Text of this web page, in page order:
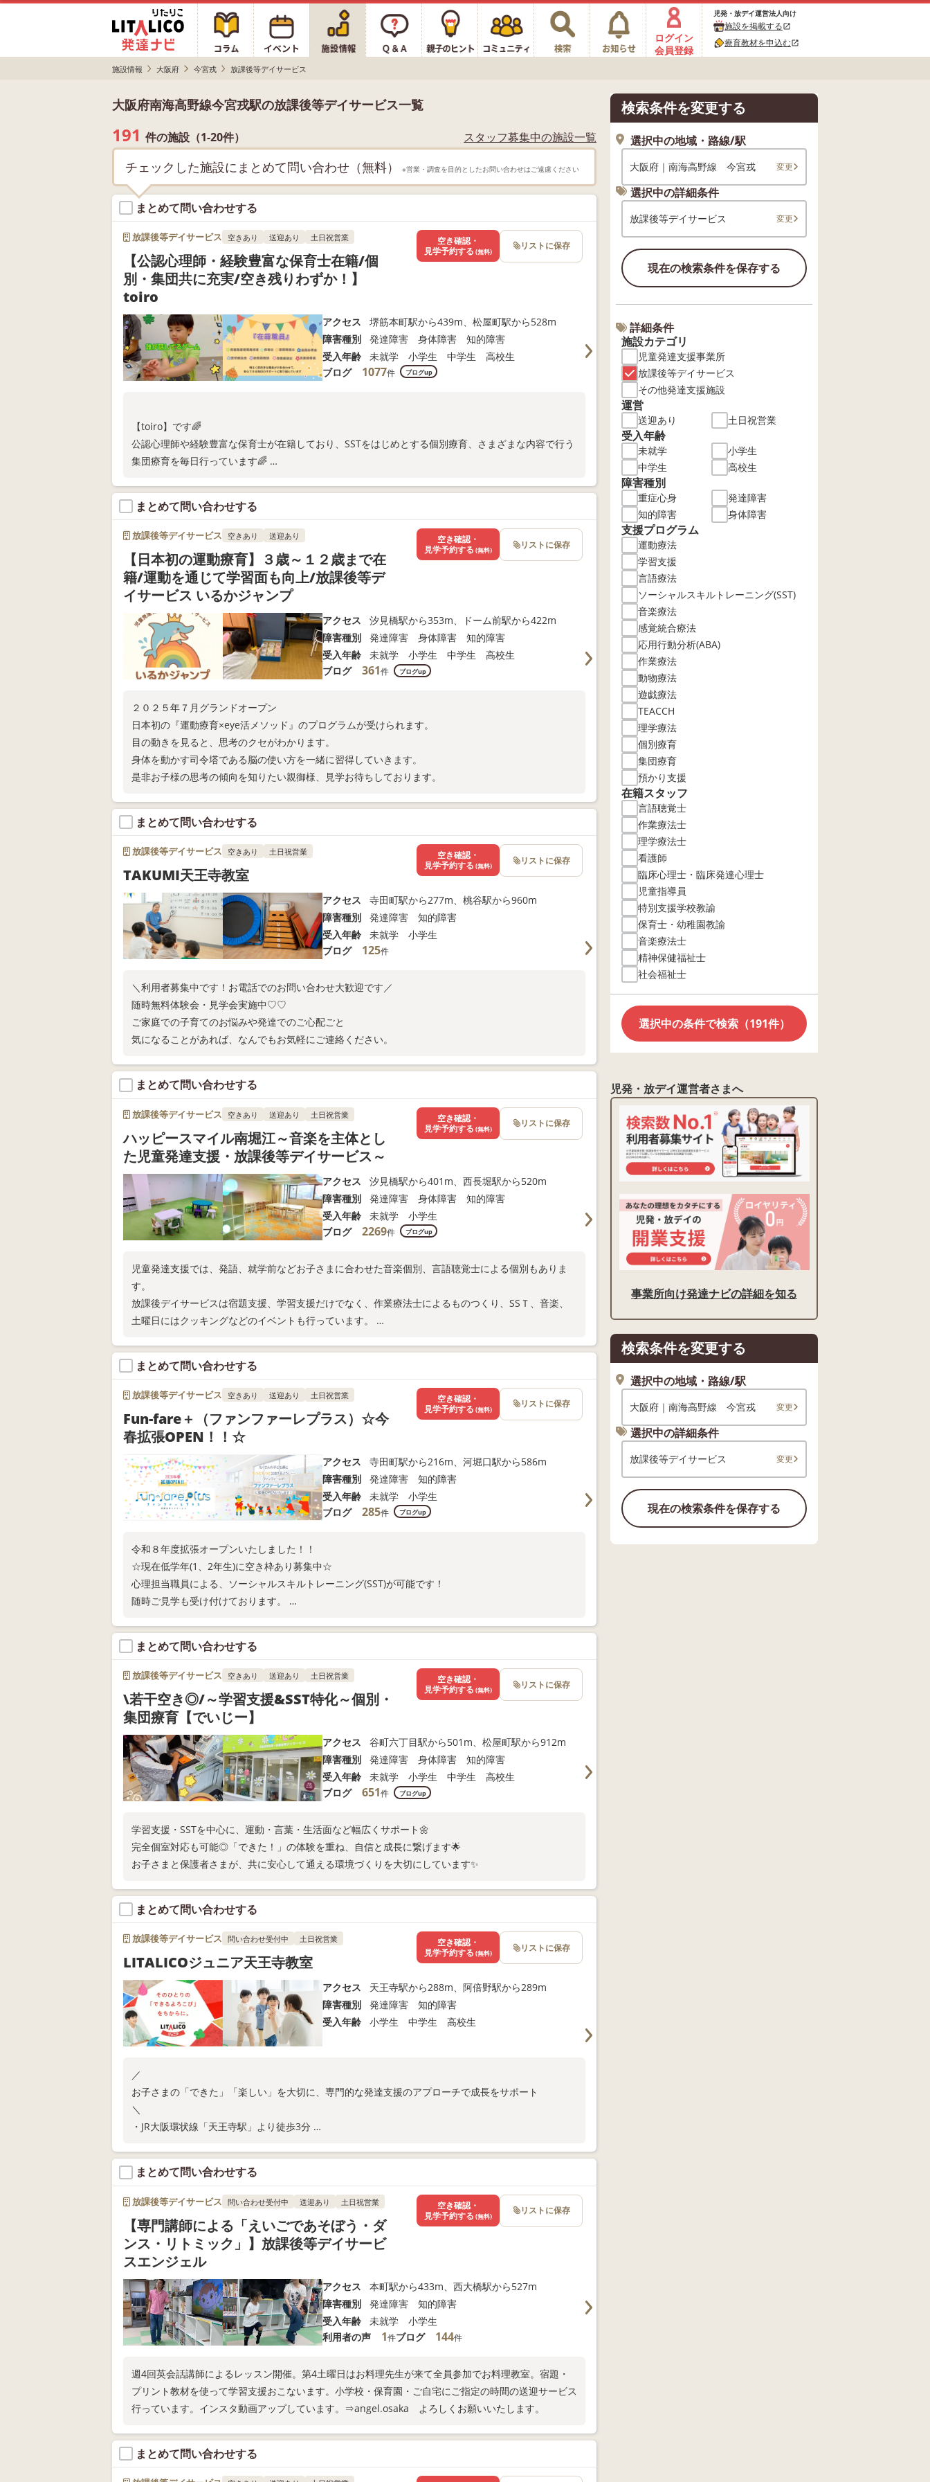
ログイン
会員登録
児発・放デイ運営法人向け
施設を掲載するopen_in_new
療育教材を申込むopen_in_new
施設情報 大阪府 今宮戎 放課後等デイサービス
大阪府南海高野線今宮戎駅の放課後等デイサービス一覧
191 件の施設（1-20件） スタッフ募集中の施設一覧
チェックした施設にまとめて問い合わせ（無料） ※営業・調査を目的としたお問い合わせはご遠慮ください
まとめて問い合わせする
放課後等デイサービス 空きあり 送迎あり 土日祝営業
【公認心理師・経験豊富な保育士在籍/個
別・集団共に充実/空き残りわずか！】
toiro
アクセス
堺筋本町駅から439m、松屋町駅から528m
障害種別
発達障害 身体障害 知的障害
受入年齢
未就学 小学生 中学生 高校生
ブログ
1077件 ブログup
【toiro】です🌈
公認心理師や経験豊富な保育士が在籍しており、SSTをはじめとする個別療育、さまざまな内容で行う
集団療育を毎日行っています🌈
随時面談、ご見学を受け付けております😌お気軽にお問い合わせください！
空き確認・
見学予約する (無料) リストに保存
まとめて問い合わせする
放課後等デイサービス 空きあり 送迎あり
【日本初の運動療育】３歳～１２歳まで在
籍/運動を通じて学習面も向上/放課後等デ
イサービス いるかジャンプ
アクセス
汐見橋駅から353m、ドーム前駅から422m
障害種別
発達障害 身体障害 知的障害
受入年齢
未就学 小学生 中学生 高校生
ブログ
361件 ブログup
２０２５年７月グランドオープン
日本初の『運動療育×eye活メソッド』のプログラムが受けられます。
目の動きを見ると、思考のクセがわかります。
身体を動かす司令塔である脳の使い方を一緒に習得していきます。
是非お子様の思考の傾向を知りたい親御様、見学お待ちしております。
空き確認・
見学予約する (無料) リストに保存
まとめて問い合わせする
放課後等デイサービス 空きあり 土日祝営業
TAKUMI天王寺教室
アクセス
寺田町駅から277m、桃谷駅から960m
障害種別
発達障害 知的障害
受入年齢
未就学 小学生
ブログ
125件
＼利用者募集中です！お電話でのお問い合わせ大歓迎です／
随時無料体験会・見学会実施中♡♡
ご家庭での子育てのお悩みや発達でのご心配ごと
気になることがあれば、なんでもお気軽にご連絡ください。
空き確認・
見学予約する (無料) リストに保存
まとめて問い合わせする
放課後等デイサービス 空きあり 送迎あり 土日祝営業
ハッピースマイル南堀江～音楽を主体とし
た児童発達支援・放課後等デイサービス～
アクセス
汐見橋駅から401m、西長堀駅から520m
障害種別
発達障害 身体障害 知的障害
受入年齢
未就学 小学生
ブログ
2269件 ブログup
児童発達支援では、発語、就学前などお子さまに合わせた音楽個別、言語聴覚士による個別もありま
す。
放課後デイサービスは宿題支援、学習支援だけでなく、作業療法士によるものつくり、SSＴ、音楽、
土曜日にはクッキングなどのイベントも行っています。
空き確認・
見学予約する (無料) リストに保存
まとめて問い合わせする
放課後等デイサービス 空きあり 送迎あり 土日祝営業
Fun-fare＋（ファンファーレプラス）☆今
春拡張OPEN！！☆
アクセス
寺田町駅から216m、河堀口駅から586m
障害種別
発達障害 知的障害
受入年齢
未就学 小学生
ブログ
285件 ブログup
令和８年度拡張オープンいたしました！！
☆現在低学年(1、2年生)に空き枠あり募集中☆
心理担当職員による、ソーシャルスキルトレーニング(SST)が可能です！
随時ご見学も受け付けております。
空き確認・
見学予約する (無料) リストに保存
まとめて問い合わせする
放課後等デイサービス 空きあり 送迎あり 土日祝営業
\若干空き◎/～学習支援&SST特化～個別・
集団療育【でいじー】
アクセス
谷町六丁目駅から501m、松屋町駅から912m
障害種別
発達障害 身体障害 知的障害
受入年齢
未就学 小学生 中学生 高校生
ブログ
651件 ブログup
学習支援・SSTを中心に、運動・言葉・生活面など幅広くサポート🌼
完全個室対応も可能◎「できた！」の体験を重ね、自信と成長に繋げます🌟
お子さまと保護者さまが、共に安心して通える環境づくりを大切にしています✨
空き確認・
見学予約する (無料) リストに保存
まとめて問い合わせする
放課後等デイサービス 問い合わせ受付中 土日祝営業
LITALICOジュニア天王寺教室
アクセス
天王寺駅から288m、阿倍野駅から289m
障害種別
発達障害 知的障害
受入年齢
小学生 中学生 高校生
／
お子さまの「できた」「楽しい」を大切に、専門的な発達支援のアプローチで成長をサポート
＼
・JR大阪環状線「天王寺駅」より徒歩3分
教室の空き状況や無料体験については、以下よりお問い合わせください！
空き確認・
見学予約する (無料) リストに保存
まとめて問い合わせする
放課後等デイサービス 問い合わせ受付中 送迎あり 土日祝営業
【専門講師による「えいごであそぼう・ダ
ンス・リトミック」】放課後等デイサービ
スエンジェル
アクセス
本町駅から433m、西大橋駅から527m
障害種別
発達障害 知的障害
受入年齢
未就学 小学生
利用者の声
1件ブログ 144件
週4回英会話講師によるレッスン開催。第4土曜日はお料理先生が来て全員参加でお料理教室。宿題・
プリント教材を使って学習支援おこないます。小学校・保育園・ご自宅にご指定の時間の送迎サービス
行っています。インスタ動画アップしています。⇒angel.osaka よろしくお願いいたします。
空き確認・
見学予約する (無料) リストに保存
まとめて問い合わせする
検索条件を変更する
選択中の地域・路線/駅
大阪府｜南海高野線 今宮戎 変更
選択中の詳細条件
放課後等デイサービス 変更
現在の検索条件を保存する
詳細条件
施設カテゴリ
児童発達支援事業所
放課後等デイサービス
その他発達支援施設
運営
送迎あり 土日祝営業
受入年齢
未就学
小学生
中学生
高校生
障害種別
重症心身
発達障害
知的障害
身体障害
支援プログラム
運動療法
学習支援
言語療法
ソーシャルスキルトレーニング(SST)
音楽療法
感覚統合療法
応用行動分析(ABA)
作業療法
動物療法
遊戯療法
TEACCH
理学療法
個別療育
集団療育
預かり支援
在籍スタッフ
言語聴覚士
作業療法士
理学療法士
看護師
臨床心理士・臨床発達心理士
児童指導員
特別支援学校教諭
保育士・幼稚園教諭
音楽療法士
精神保健福祉士
社会福祉士
選択中の条件で検索（191件）
児発・放デイ運営者さまへ
事業所向け発達ナビの詳細を知る
検索条件を変更する
選択中の地域・路線/駅
大阪府｜南海高野線 今宮戎 変更
選択中の詳細条件
放課後等デイサービス 変更
現在の検索条件を保存する